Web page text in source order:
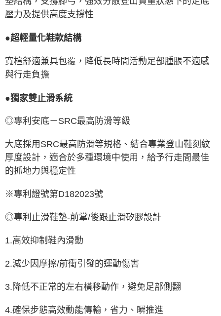
壓力及提供高度支撐性
●超輕量化鞋款結構
寬楦舒適兼具包覆，降低長時間活動足部腫脹不適感
與行走負擔
●獨家雙止滑系統
◎專利安底－SRC最高防滑等級
大底採用SRC最高防滑等規格、結合專業登山鞋刻紋
厚度設計，適合於多種環境中使用，給予行走間最佳
的抓地力與穩定性
※專利證號第D182023號
◎專利止滑鞋墊-前掌/後跟止滑矽膠設計
1.高效抑制鞋內滑動
2.減少因摩擦/前衝引發的運動傷害
3.降低不正常的左右橫移動作，避免足部側翻
4.確保步態高效動能傳輸，省力、瞬推進